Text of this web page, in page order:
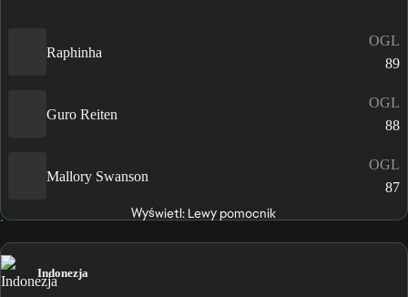
Raphinha
OGL
89
Guro Reiten
OGL
88
Mallory Swanson
OGL
87
Wyświetl: Lewy pomocnik
Indonezja